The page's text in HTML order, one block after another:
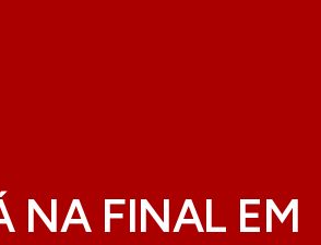
NA FINAL EM